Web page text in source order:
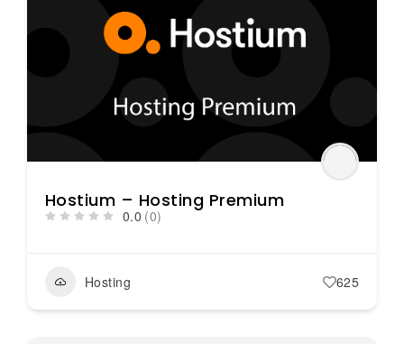
Hostium – Hosting Premium
0.0 (0)
Hosting 625